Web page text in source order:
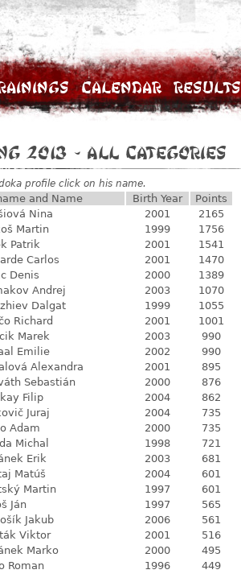
Calendar Results
2013 - All categories
profile click on his name.
and Name Birth Year
Points
Nina 2001
2165
Martin 1999
1756
Patrik 2001
1541
Carlos 2001
1470
Denis 2000
1389
Andrej 2003
1070
Dalgat 1999
1055
Richard 2001
1001
Marek 2003
990
Emilie 2002
990
Alexandra 2001
895
Sebastián 2000
876
Filip 2004
862
Juraj 2004
735
Adam 2000
735
Michal 1998
721
Erik 2003
681
Matúš 2004
601
Martin 1997
601
Ján 1997
565
Jakub 2006
561
Viktor 2001
516
Marko 2000
495
Roman 1996
449